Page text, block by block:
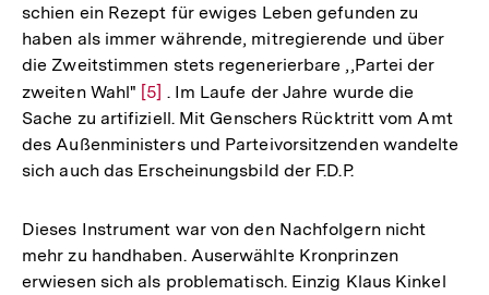
schien ein Rezept für ewiges Leben gefunden zu
haben als immer währende, mitregierende und über
die Zweitstimmen stets regenerierbare ,,Partei der
zweiten Wahl" Zur
Auflösung
der
Fußnote
[5] . Im Laufe der Jahre wurde die
Sache zu artifiziell. Mit Genschers Rücktritt vom Amt
des Außenministers und Parteivorsitzenden wandelte
sich auch das Erscheinungsbild der F.D.P.
Dieses Instrument war von den Nachfolgern nicht
mehr zu handhaben. Auserwählte Kronprinzen
erwiesen sich als problematisch. Einzig Klaus Kinkel